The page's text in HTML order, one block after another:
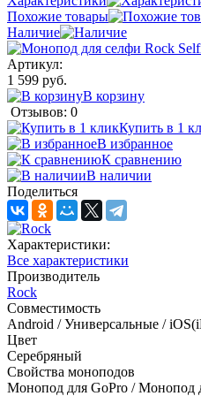
Похожие товары
Наличие
Артикул:
1 599 руб.
В корзину
Отзывов: 0
Купить в 1
В избранное
К сравнению
В наличии
Поделиться
Характеристики:
Все характеристики
Производитель
Rock
Совместимость
Android / Универсальные /
Цвет
Серебряный
Свойства моноподов
Монопод для GoPro / Монопод